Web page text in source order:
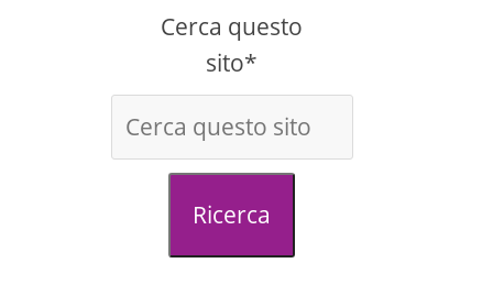
V
i
d
Cerca questo
sito*
Ricerca